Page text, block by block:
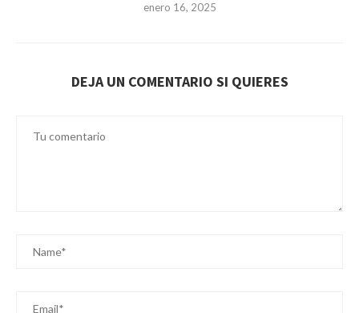
enero 16, 2025
DEJA UN COMENTARIO SI QUIERES